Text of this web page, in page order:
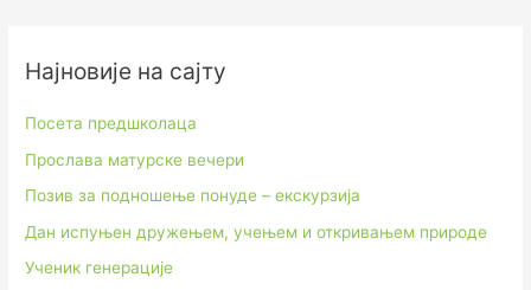
Најновије на сајту
Посета предшколаца
Прослава матурске вечери
Позив за подношење понуде – екскурзија
Дан испуњен дружењем, учењем и откривањем природе
Ученик генерације